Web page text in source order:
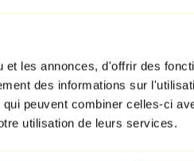
les annonces, d'offrir des
des informations sur
peuvent combiner celles-ci
utilisation de leurs services.